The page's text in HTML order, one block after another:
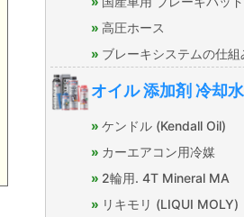
高圧ホース
ブレーキシステムの仕組
オイル 添加剤 冷却水
ケンドル (Kendall Oil)
カーエアコン用冷媒
2輪用. 4T Mineral MA
リキモリ (LIQUI MOLY)